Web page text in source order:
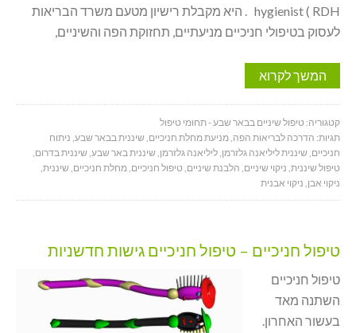
hygienist ( RDH . היא מקבלת רישיון מטעם משרד הבריאות
לעסוק בטיפולי חניכיים מניעתיים, תחזוקת הפה והשיניים,
המשך לקרוא
קטגוריה: טיפול שיניים בבאר שבע - תחומי טיפול
תגיות: הדרכה לבריאות הפה,מניעת מחלת חניכיים, שיננית בבאר שבע, ניתוח
חניכיים, שיננית ליליאנה גלזרמן,ליליאנה גלזרמן, שיננית באר שבע, שיננית בדרום,
טיפול שיננית, ניקוי שיניים, הלבנת שיניים, טיפול חניכיים,מחלת חניכיים, שיננית,
ניקוי אבן, ניקוי אבנית
טיפול חניכיים – טיפול חניכיים גישות חדשניות
טיפול חניכיים
השתנה מאד
בעשור האחרון.